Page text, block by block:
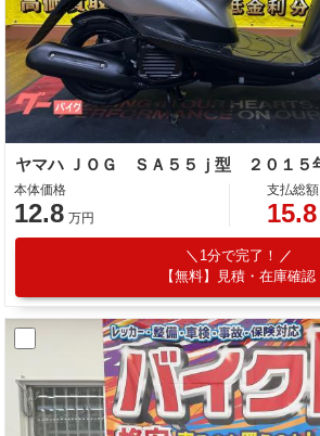
本体価格
12.8 万円
支払総額
15.8
1分で完了！
【無料】見積・在庫確認